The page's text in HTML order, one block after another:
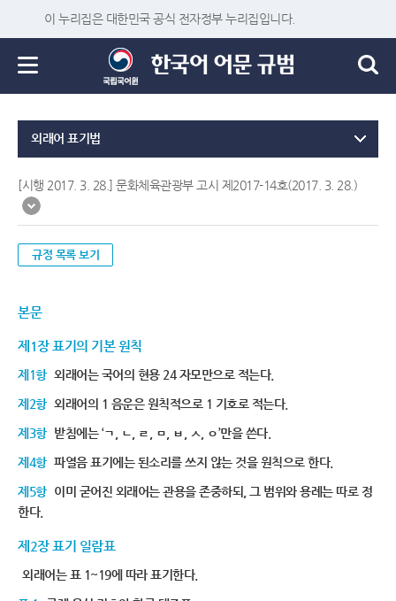
이 누리집은 대한민국 공식 전자정부 누리집입니다.
외래어 표기법
[시행 2017. 3. 28.] 문화체육관광부 고시 제2017-14호(2017. 3. 28.)
규정 목록 보기
본문
제1장 표기의 기본 원칙
제1항 외래어는 국어의 현용 24 자모만으로 적는다.
제2항 외래어의 1 음운은 원칙적으로 1 기호로 적는다.
제3항 받침에는 ‘ㄱ, ㄴ, ㄹ, ㅁ, ㅂ, ㅅ, ㅇ’만을 쓴다.
제4항 파열음 표기에는 된소리를 쓰지 않는 것을 원칙으로 한다.
제5항 이미 굳어진 외래어는 관용을 존중하되, 그 범위와 용례는 따로 정
한다.
제2장 표기 일람표
외래어는 표 1~19에 따라 표기한다.